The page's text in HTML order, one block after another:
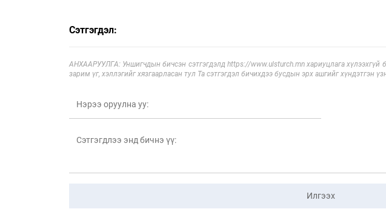
Сэтгэгдэл:
АНХААРУУЛГА: Уншигчдын бичсэн сэтгэгдэлд https://www.ulsturch.mn хариуцлага
зарим үг, хэллэгийг хязгаарласан тул Та сэтгэгдэл бичихдээ бусдын эрх ашгийг хүндэтгэн
Илгээх